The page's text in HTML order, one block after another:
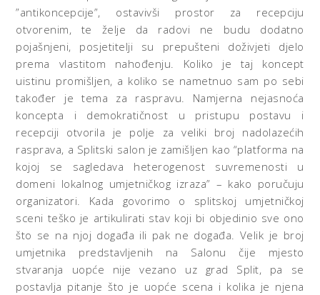
”antikoncepcije”, ostavivši prostor za recepciju
otvorenim, te želje da radovi ne budu dodatno
pojašnjeni, posjetitelji su prepušteni doživjeti djelo
prema vlastitom nahođenju. Koliko je taj koncept
uistinu promišljen, a koliko se nametnuo sam po sebi
također je tema za raspravu. Namjerna nejasnoća
koncepta i demokratičnost u pristupu postavu i
recepciji otvorila je polje za veliki broj nadolazećih
rasprava, a Splitski salon je zamišljen kao “platforma na
kojoj se sagledava heterogenost suvremenosti u
domeni lokalnog umjetničkog izraza” – kako poručuju
organizatori. Kada govorimo o splitskoj umjetničkoj
sceni teško je artikulirati stav koji bi objedinio sve ono
što se na njoj događa ili pak ne događa. Velik je broj
umjetnika predstavljenih na Salonu čije mjesto
stvaranja uopće nije vezano uz grad Split, pa se
postavlja pitanje što je uopće scena i kolika je njena